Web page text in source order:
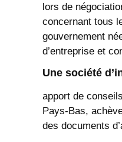
lors de
concernant tous
gouvernement
d’entreprise et
Une société
apport de
Pays-Bas,
des documents